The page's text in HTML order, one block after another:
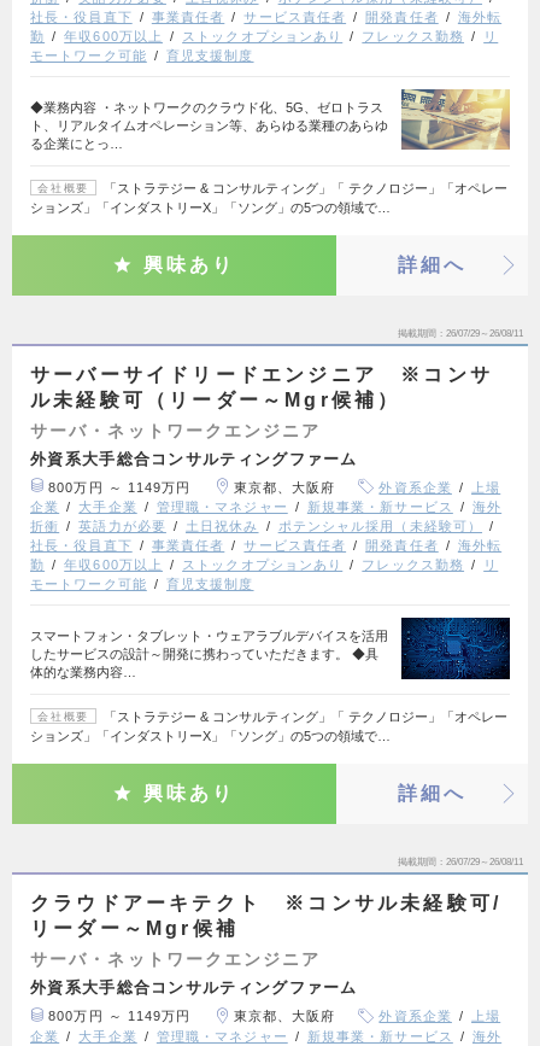
社長・役員直下
事業責任者 サービス責任者 開発責任者
海外転
勤
年収600万以上 ストックオプションあり フレックス勤務
リ
モートワーク可能
育児支援制度
◆業務内容 ・ネットワークのクラウド化、5G、ゼロトラス
ト、リアルタイムオペレーション等、あらゆる業種のあらゆ
る企業にとっ…
会社概要
「ストラテジー & コンサルティング」「 テクノロジー」「オペレー
ションズ」「インダストリーX」「ソング」の5つの領域で…
興味あり 詳細へ
掲載期間 26/07/29～26/08/11
サーバーサイドリードエンジニア ※コンサ
ル未経験可（リーダー～Mgr候補）
サーバ・ネットワークエンジニア
外資系大手総合コンサルティングファーム
800万円 ～ 1149万円 東京都、大阪府 外資系企業
上場
企業
大手企業 管理職・マネジャー 新規事業・新サービス
海外
折衝
英語力が必要 土日祝休み
ポテンシャル採用（未経験可）
社長・役員直下
事業責任者 サービス責任者 開発責任者
海外転
勤
年収600万以上 ストックオプションあり フレックス勤務
リ
モートワーク可能
育児支援制度
スマートフォン・タブレット・ウェアラブルデバイスを活用
したサービスの設計～開発に携わっていただきます。 ◆具
体的な業務内容…
会社概要
「ストラテジー & コンサルティング」「 テクノロジー」「オペレー
ションズ」「インダストリーX」「ソング」の5つの領域で…
興味あり 詳細へ
掲載期間 26/07/29～26/08/11
クラウドアーキテクト ※コンサル未経験可/
リーダー～Mgr候補
サーバ・ネットワークエンジニア
外資系大手総合コンサルティングファーム
800万円 ～ 1149万円 東京都、大阪府 外資系企業
上場
企業
大手企業 管理職・マネジャー 新規事業・新サービス
海外